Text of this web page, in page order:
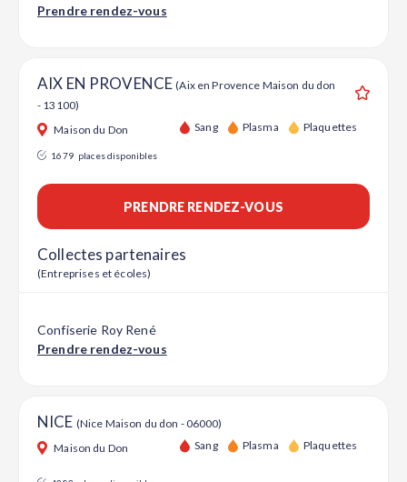
Prendre rendez-vous
AIX EN PROVENCE(Aix en Provence Maison du don
- 13100)
Maison du Don Sang Plasma Plaquettes
1679 places disponibles
PRENDRE RENDEZ-VOUS
Collectes partenaires
(Entreprises et écoles)
Confiserie Roy René
Prendre rendez-vous
NICE (Nice Maison du don - 06000)
Maison du Don
Sang Plasma Plaquettes